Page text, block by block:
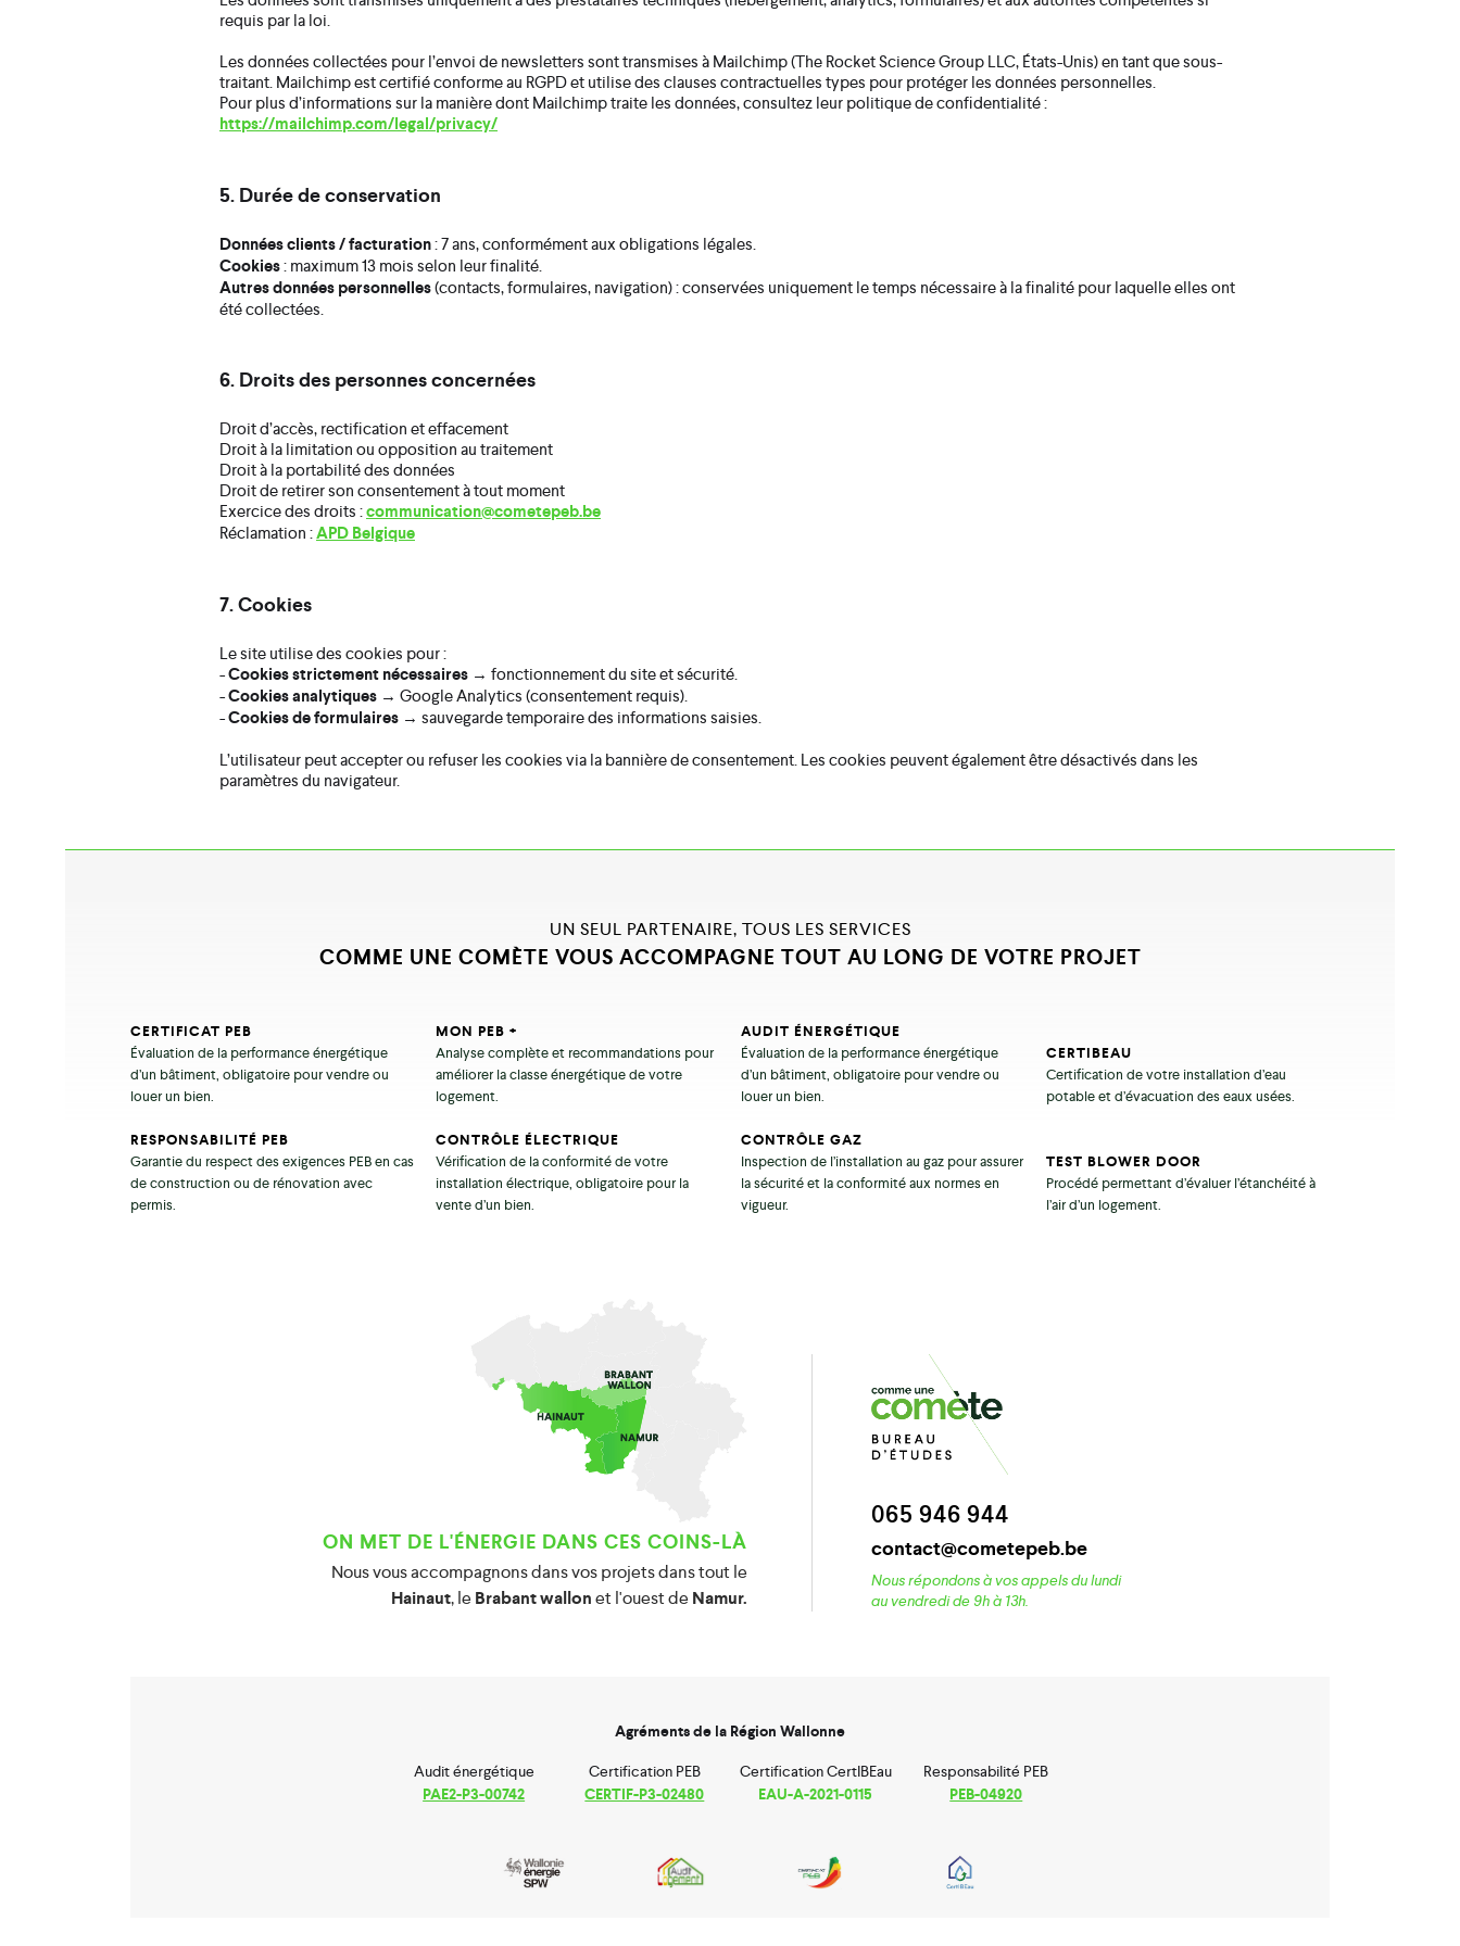
requis par la loi.
Les données collectées pour l’envoi de newsletters sont transmises à Mailchimp (The Rocket Science Group LLC, États-Unis) en tant que sous-
traitant. Mailchimp est certifié conforme au RGPD et utilise des clauses contractuelles types pour protéger les données personnelles.
Pour plus d’informations sur la manière dont Mailchimp traite les données, consultez leur politique de confidentialité :
https://mailchimp.com/legal/privacy/
5. Durée de conservation
Données clients / facturation: 7 ans, conformément aux obligations légales.
Cookies: maximum 13 mois selon leur finalité.
Autres données personnelles(contacts, formulaires, navigation) : conservées uniquement le temps nécessaire à la finalité pour laquelle elles ont
été collectées.
6. Droits des personnes concernées
Droit d’accès, rectification et effacement
Droit à la limitation ou opposition au traitement
Droit à la portabilité des données
Droit de retirer son consentement à tout moment
Exercice des droits :communication@cometepeb.be
Réclamation :APD Belgique
7. Cookies
Le site utilise des cookies pour :
-Cookies strictement nécessaires → fonctionnement du site et sécurité.
-Cookies analytiques → Google Analytics (consentement requis).
-Cookies de formulaires → sauvegarde temporaire des informations saisies.
L’utilisateur peut accepter ou refuser les cookies via la bannière de consentement. Les cookies peuvent également être désactivés dans les
paramètres du navigateur.
UN SEUL PARTENAIRE, TOUS LES SERVICES
COMME UNE COMÈTE VOUS ACCOMPAGNE TOUT AU LONG DE VOTRE PROJET
CERTIFICAT PEB
Évaluation de la performance énergétique
d’un bâtiment, obligatoire pour vendre ou
louer un bien.
MON PEB +
Analyse complète et recommandations pour
améliorer la classe énergétique de votre
logement.
AUDIT ÉNERGÉTIQUE
Évaluation de la performance énergétique
d’un bâtiment, obligatoire pour vendre ou
louer un bien.
CERTIBEAU
Certification de votre installation d’eau
potable et d’évacuation des eaux usées.
RESPONSABILITÉ PEB
Garantie du respect des exigences PEB en cas
de construction ou de rénovation avec
permis.
CONTRÔLE ÉLECTRIQUE
Vérification de la conformité de votre
installation électrique, obligatoire pour la
vente d’un bien.
CONTRÔLE GAZ
Inspection de l’installation au gaz pour assurer
la sécurité et la conformité aux normes en
vigueur.
TEST BLOWER DOOR
Procédé permettant d’évaluer l’étanchéité à
l’air d’un logement.
ON MET DE L'ÉNERGIE DANS CES COINS-LÀ
Nous vous accompagnons dans vos projets dans tout le
Hainaut, le Brabant wallonet l'ouest de Namur.
065 946 944
contact@cometepeb.be
Nous répondons à vos appels du lundi
au vendredi de 9h à 13h.
Agréments de la Région Wallonne
Audit énergétique
PAE2-P3-00742
Certification PEB
CERTIF-P3-02480
Certification CertIBEau
EAU-A-2021-0115
Responsabilité PEB
PEB-04920